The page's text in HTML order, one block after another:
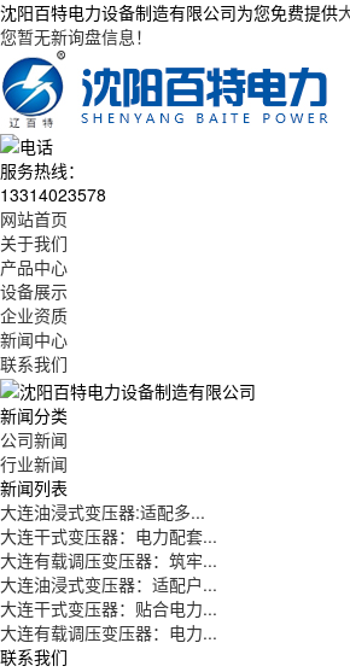
沈阳百特电力设备制造有限公司为您免费提供
您暂无新询盘信息！
服务热线：
13314023578
网站首页
关于我们
产品中心
设备展示
企业资质
新闻中心
联系我们
新闻分类
公司新闻
行业新闻
新闻列表
大连油浸式变压器:适配多...
大连干式变压器：电力配套...
大连有载调压变压器：筑牢...
大连油浸式变压器：适配户...
大连干式变压器：贴合电力...
大连有载调压变压器：电力...
联系我们